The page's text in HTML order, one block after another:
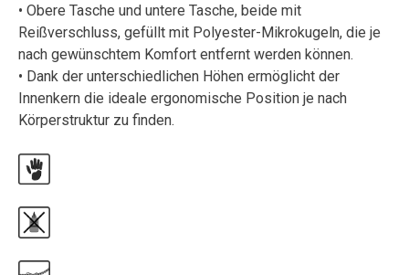
• Obere Tasche und untere Tasche, beide mit
Reißverschluss, gefüllt mit Polyester-Mikrokugeln, die je
nach gewünschtem Komfort entfernt werden können.
• Dank der unterschiedlichen Höhen ermöglicht der
Innenkern die ideale ergonomische Position je nach
Körperstruktur zu finden.